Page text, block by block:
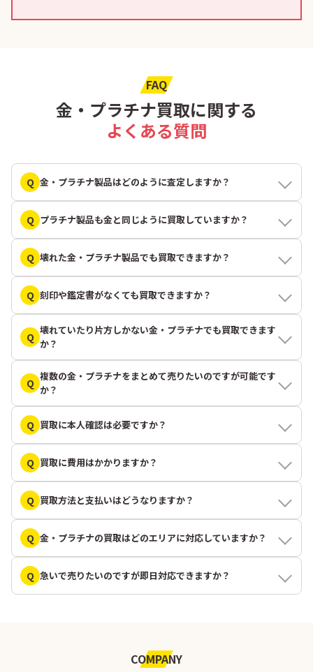
FAQ
金・プラチナ買取に関する
よくある質問
Q 金・プラチナ製品はどのように査定しますか？
Q プラチナ製品も金と同じように買取していますか？
Q 壊れた金・プラチナ製品でも買取できますか？
Q 刻印や鑑定書がなくても買取できますか？
Q
壊れていたり片方しかない金・プラチナでも買取できます
か？
Q
複数の金・プラチナをまとめて売りたいのですが可能です
か？
Q 買取に本人確認は必要ですか？
Q 買取に費用はかかりますか？
Q 買取方法と支払いはどうなりますか？
Q 金・プラチナの買取はどのエリアに対応していますか？
Q 急いで売りたいのですが即日対応できますか？
COMPANY